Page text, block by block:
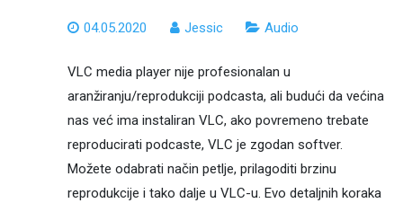
04.05.2020 Jessic Audio
VLC media player nije profesionalan u
aranžiranju/reprodukciji podcasta, ali budući da većina
nas već ima instaliran VLC, ako povremeno trebate
reproducirati podcaste, VLC je zgodan softver.
Možete odabrati način petlje, prilagoditi brzinu
reprodukcije i tako dalje u VLC-u. Evo detaljnih koraka